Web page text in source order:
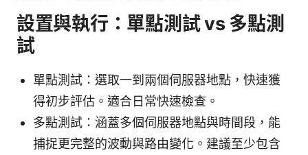
設置與執行：單點測試 vs 多點測
試
單點測試：選取一到兩個伺服器地點，快速獲
得初步評估。適合日常快速檢查。
多點測試：涵蓋多個伺服器地點與時間段，能
捕捉更完整的波動與路由變化。建議至少包含